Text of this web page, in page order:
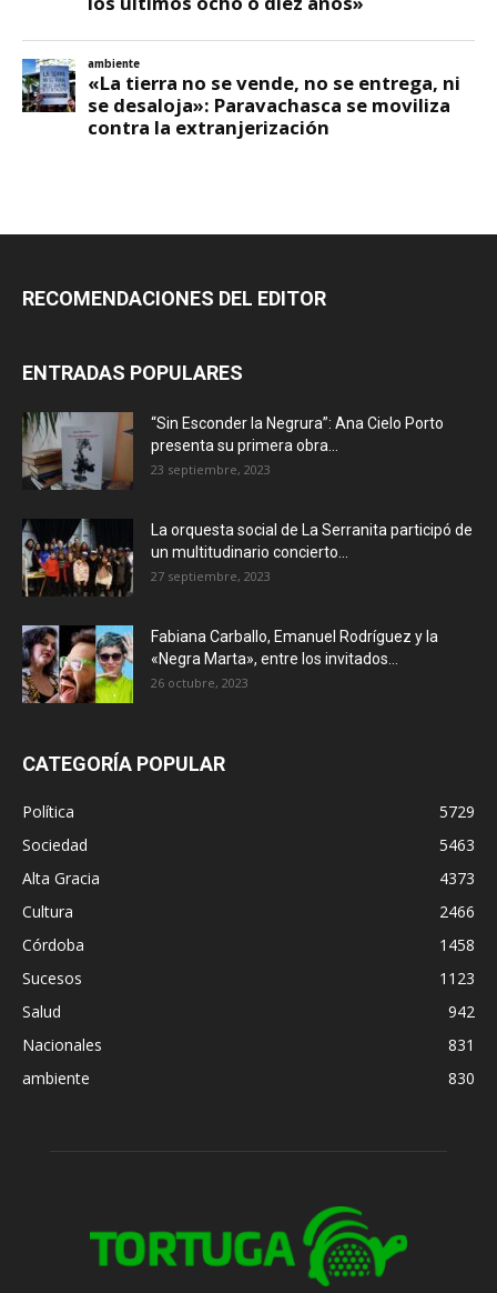
RECOMENDACIONES DEL EDITOR
ENTRADAS POPULARES
“Sin Esconder la Negrura”: Ana Cielo Porto
presenta su primera obra...
23 septiembre, 2023
La orquesta social de La Serranita participó de
un multitudinario concierto...
27 septiembre, 2023
Fabiana Carballo, Emanuel Rodríguez y la
«Negra Marta», entre los invitados...
26 octubre, 2023
CATEGORÍA POPULAR
Política
5729
Sociedad
5463
Alta Gracia
4373
Cultura
2466
Córdoba
1458
Sucesos
1123
Salud
942
Nacionales
831
ambiente
830